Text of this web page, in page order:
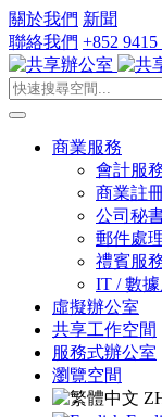
關於我們 新聞
聯絡我們 +852 9415
商業服務
會計服
商業註
公司秘
郵件處
禮賓服
IT / 數
虛擬辦公室
共享工作空間
服務式辦公室
瀏覽空間